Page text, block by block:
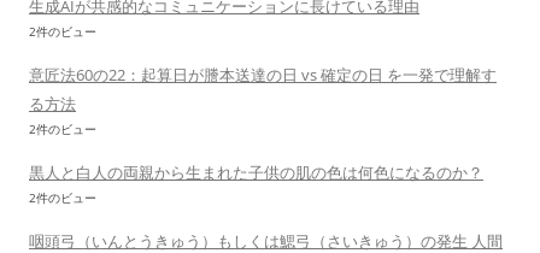
生成AIが共感的なコミュニケーションに長けている理由
2件のビュー
意匠法60の22：起算日が謄本送達の日 vs 確定の日 を一発で理解す
る方法
2件のビュー
黒人と白人の両親から生まれた子供の肌の色は何色になるのか？
2件のビュー
咽頭弓（いんとうきゅう）もしくは鰓弓（さいきゅう）の発生 人間